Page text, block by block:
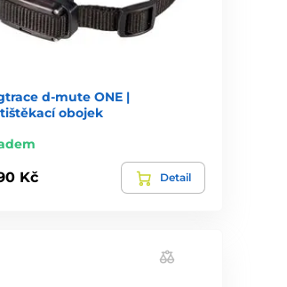
d-mute ONE |
obojek
Kč Detail